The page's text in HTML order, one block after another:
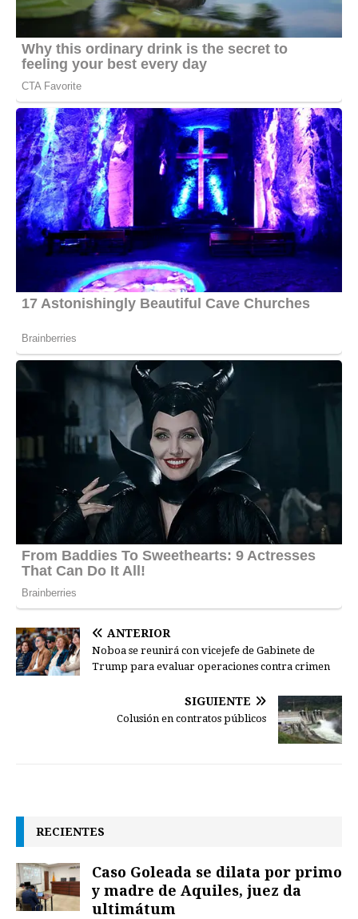
ANTERIOR
Noboa se reunirá con vicejefe de Gabinete de
Trump para evaluar operaciones contra crimen
SIGUIENTE
Colusión en contratos públicos
RECIENTES
Caso Goleada se dilata por primo
y madre de Aquiles, juez da
ultimátum